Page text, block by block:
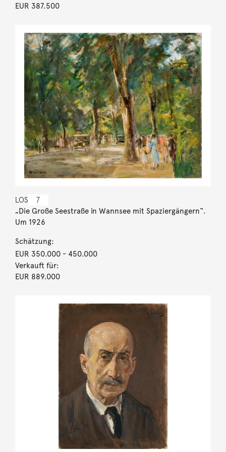
EUR 387.500
LOS 7
„Die Große Seestraße in Wannsee mit Spaziergängern“.
Um 1926
Schätzung:
EUR 350.000- 450.000
Verkauft für:
EUR 889.000